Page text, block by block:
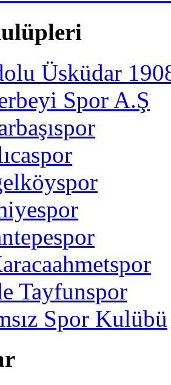
Üsküdar
Spor A.Ş
Tayfunspor
Spor Kulübü